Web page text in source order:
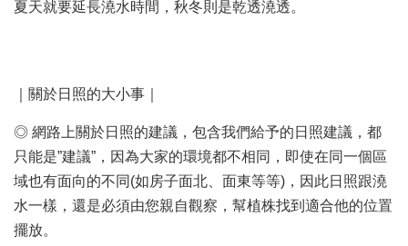
夏天就要延長澆水時間，秋冬則是乾透澆透。
｜關於日照的大小事｜
◎ 網路上關於日照的建議，包含我們給予的日照建議，都
只能是”建議”，因為大家的環境都不相同，即使在同一個區
域也有面向的不同(如房子面北、面東等等)，因此日照跟澆
水一樣，還是必須由您親自觀察，幫植株找到適合他的位置
擺放。